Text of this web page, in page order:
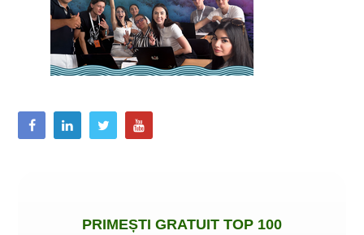
PRIMEȘTI GRATUIT TOP 100